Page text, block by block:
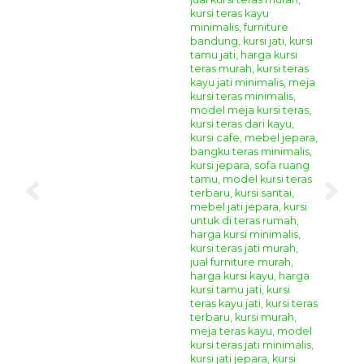
modern. Lengkapi ruangan rumah anda agar semakin
menarik dan nyaman dengan berbagai model
Anda bisa berbelanja online produkfurniture jeparadi
tempat kami karena kami menyediakan berbagai jenis
mebel disini dengan harga terjangkau dibandingkan
dengan toko online mebel lain di Jepara dengan kualitas
yang bagus dan terjamin. Anda juga dapat memesan
furniture custom yang sesuai dengan kebutuhan rumah dan
selera anda di tempat kami. Segera hubungiKontak
untuk informasi dan pemesanan, serta dapatkan
semua produk mebel berkualitas hanya diGiandra
Set Kursi Teras Ukir Terbaru Villano
Kayu Jati Grade A
Duco Kombinasi(Sesuai
Bludru/fabric/kulit sintetis(Sesuai